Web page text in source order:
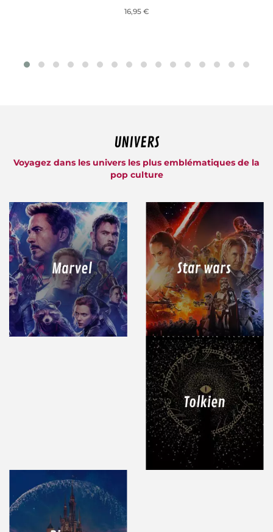
16,95 €
UNIVERS
Voyagez dans les univers les plus emblématiques de la
pop culture